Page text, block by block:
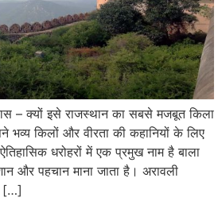
– क्यों इसे राजस्थान का सबसे मजबूत किला
भव्य किलों और वीरता की कहानियों के लिए
धरोहरों में एक प्रमुख नाम है बाला
और पहचान माना जाता है। अरावली
[…]